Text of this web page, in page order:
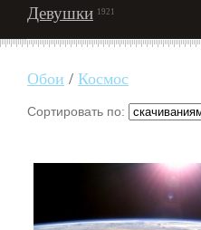
Девушки 1921
Обои / Космос
Сортировать по: